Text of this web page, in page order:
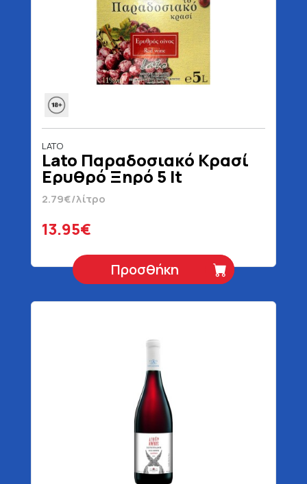
LATO
Lato Παραδοσιακό Κρασί
Ερυθρό Ξηρό 5 lt
2.79€/λίτρο
13.95€
Προσθήκη